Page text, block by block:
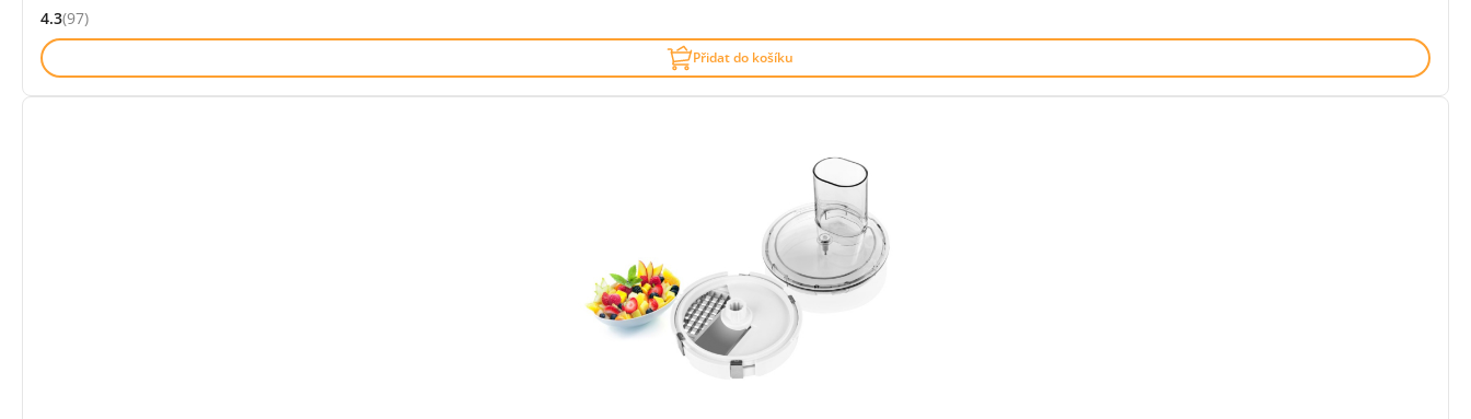
Hodnocení: 4.3 z 5 (97 recenzí)
4.3(97)
Přidat do košíku